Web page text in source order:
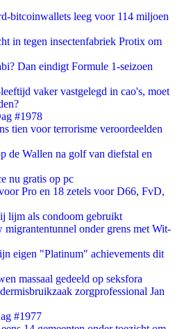
bitcoinwallets leeg voor 114 miljoen
in tegen insectenfabriek Protix om
Dan eindigt Formule 1-seizoen
vaker vastgelegd in cao's, moet
#1978
tien voor terrorisme veroordeelden
de Wallen na golf van diefstal en
nu gratis op pc
Pro en 18 zetels voor D66, FvD,
lijm als condoom gebruikt
onder grens met Wit-
eigen "Platinum" achievements dit
massaal gedeeld op seksfora
zorgprofessional Jan
#1977